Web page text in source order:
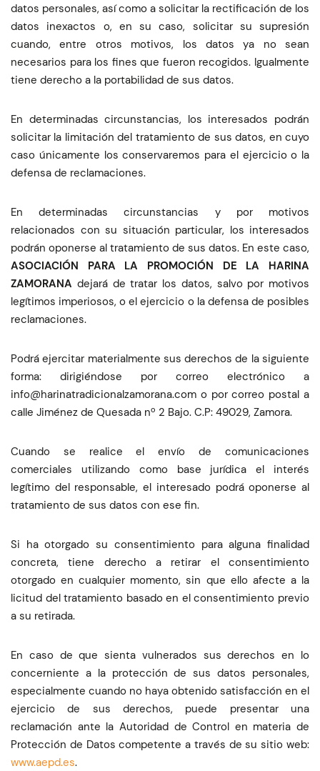
datos personales, así como a solicitar la rectificación de los
datos inexactos o, en su caso, solicitar su supresión
cuando, entre otros motivos, los datos ya no sean
necesarios para los fines que fueron recogidos. Igualmente
tiene derecho a la portabilidad de sus datos.
En determinadas circunstancias, los interesados podrán
solicitar la limitación del tratamiento de sus datos, en cuyo
caso únicamente los conservaremos para el ejercicio o la
defensa de reclamaciones.
En determinadas circunstancias y por motivos
relacionados con su situación particular, los interesados
podrán oponerse al tratamiento de sus datos. En este caso,
ASOCIACIÓN PARA LA PROMOCIÓN DE LA HARINA
ZAMORANA dejará de tratar los datos, salvo por motivos
legítimos imperiosos, o el ejercicio o la defensa de posibles
reclamaciones.
Podrá ejercitar materialmente sus derechos de la siguiente
forma: dirigiéndose por correo electrónico a
moc.anaromazlanoicidartanirah@ofni o por correo postal a
calle Jiménez de Quesada nº 2 Bajo. C.P: 49029, Zamora.
Cuando se realice el envío de comunicaciones
comerciales utilizando como base jurídica el interés
legítimo del responsable, el interesado podrá oponerse al
tratamiento de sus datos con ese fin.
Si ha otorgado su consentimiento para alguna finalidad
concreta, tiene derecho a retirar el consentimiento
otorgado en cualquier momento, sin que ello afecte a la
licitud del tratamiento basado en el consentimiento previo
a su retirada.
En caso de que sienta vulnerados sus derechos en lo
concerniente a la protección de sus datos personales,
especialmente cuando no haya obtenido satisfacción en el
ejercicio de sus derechos, puede presentar una
reclamación ante la Autoridad de Control en materia de
Protección de Datos competente a través de su sitio web:
www.aepd.es.